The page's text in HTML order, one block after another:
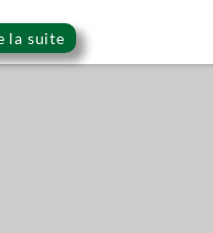
la suite